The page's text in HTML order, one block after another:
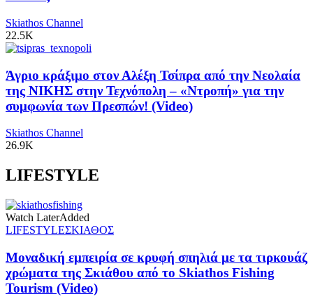
Skiathos Channel
22.5K
Άγριο κράξιμο στον Αλέξη Τσίπρα από την Νεολαία
της ΝΙΚΗΣ στην Τεχνόπολη – «Ντροπή» για την
συμφωνία των Πρεσπών! (Video)
Skiathos Channel
26.9K
LIFESTYLE
Watch LaterAdded
LIFESTYLEΣΚΙΑΘΟΣ
Μοναδική εμπειρία σε κρυφή σπηλιά με τα τιρκουάζ
χρώματα της Σκιάθου από το Skiathos Fishing
Tourism (Video)